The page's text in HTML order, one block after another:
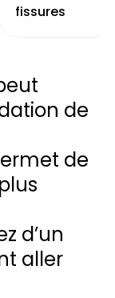
fissures
de
de
d’un
aller